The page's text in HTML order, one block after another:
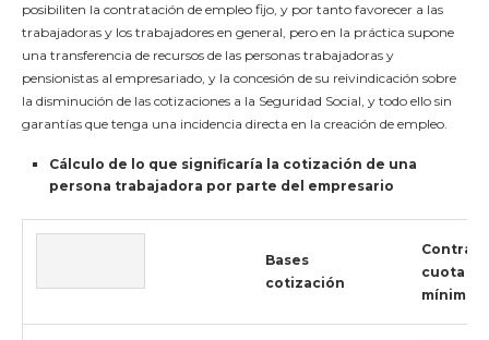
posibiliten la contratación de empleo fijo, y por tanto favorecer a las
trabajadoras y los trabajadores en general, pero en la práctica supone
una transferencia de recursos de las personas trabajadoras y
pensionistas al empresariado, y la concesión de su reivindicación sobre
la disminución de las cotizaciones a la Seguridad Social, y todo ello sin
garantías que tenga una incidencia directa en la creación de empleo.
Cálculo de lo que significaría la cotización de una
persona trabajadora por parte del empresario
Bases
cotización
Contrato
cuota
mínima